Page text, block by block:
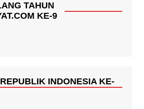
TAHUN
KE-9
INDONESIA KE-